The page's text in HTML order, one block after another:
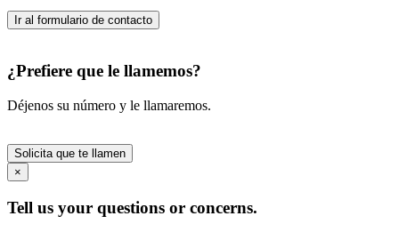
Ir al formulario de contacto
¿Prefiere que le llamemos?
Déjenos su número y le llamaremos.
Solicita que te llamen
×
Tell us your questions or concerns.